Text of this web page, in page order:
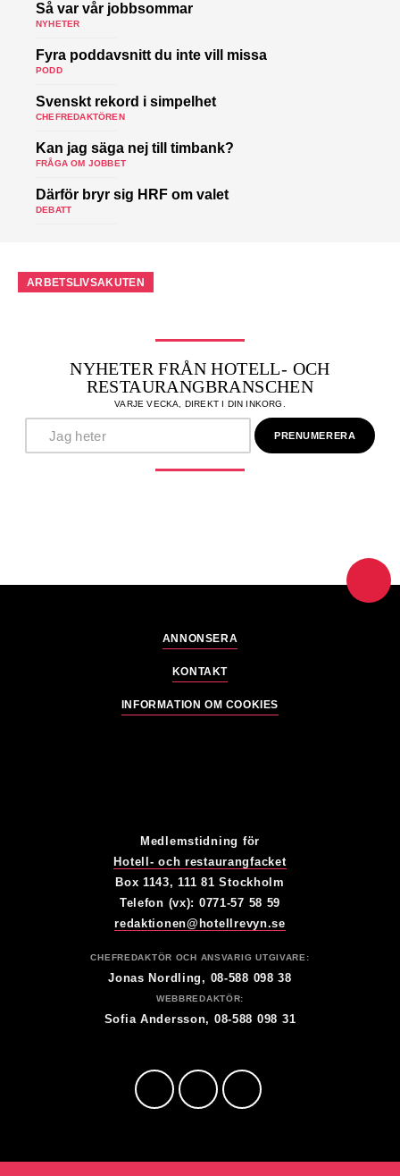
Så var vår jobbsommar
NYHETER
Fyra poddavsnitt du inte vill missa
PODD
Svenskt rekord i simpelhet
CHEFREDAKTÖREN
Kan jag säga nej till timbank?
FRÅGA OM JOBBET
Därför bryr sig HRF om valet
DEBATT
ARBETSLIVSAKUTEN
NYHETER FRÅN HOTELL- OCH
RESTAURANGBRANSCHEN
VARJE VECKA, DIREKT I DIN INKORG.
ANNONSERA
KONTAKT
INFORMATION OM COOKIES
Medlemstidning för
Hotell- och restaurangfacket
Box 1143, 111 81 Stockholm
Telefon (vx): 0771-57 58 59
redaktionen@hotellrevyn.se
CHEFREDAKTÖR OCH ANSVARIG UTGIVARE:
Jonas Nordling, 08-588 098 38
WEBBREDAKTÖR:
Sofia Andersson, 08-588 098 31